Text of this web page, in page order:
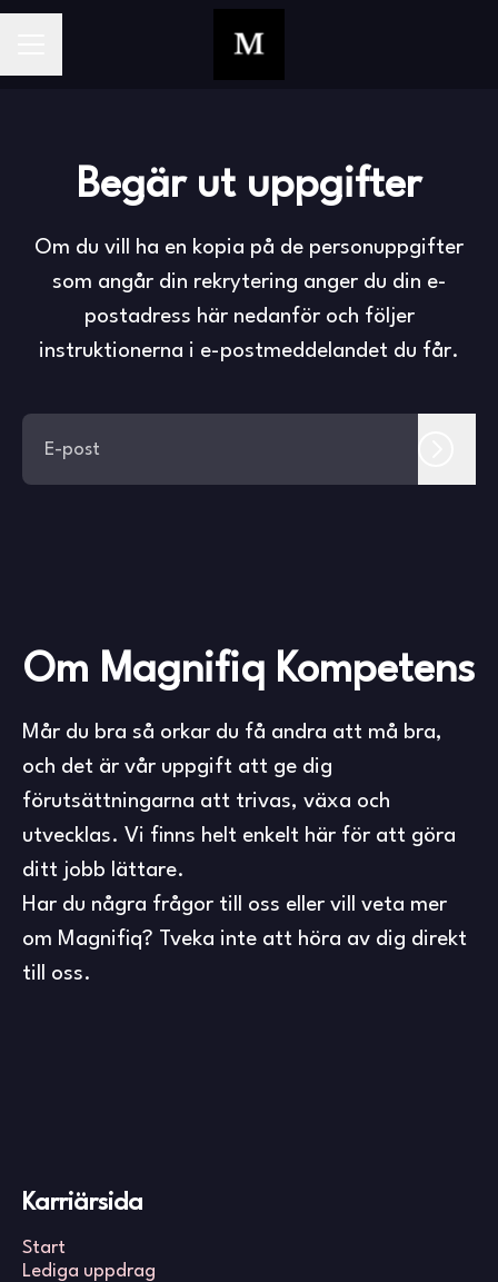
Begär ut uppgifter
Om du vill ha en kopia på de personuppgifter
som angår din rekrytering anger du din e-
postadress här nedanför och följer
instruktionerna i e-postmeddelandet du får.
Om Magnifiq Kompetens
Mår du bra så orkar du få andra att må bra,
och det är vår uppgift att ge dig
förutsättningarna att trivas, växa och
utvecklas. Vi finns helt enkelt här för att göra
ditt jobb lättare.
Har du några frågor till oss eller vill veta mer
om Magnifiq? Tveka inte att höra av dig direkt
till oss.
Karriärsida
Start
Lediga uppdrag